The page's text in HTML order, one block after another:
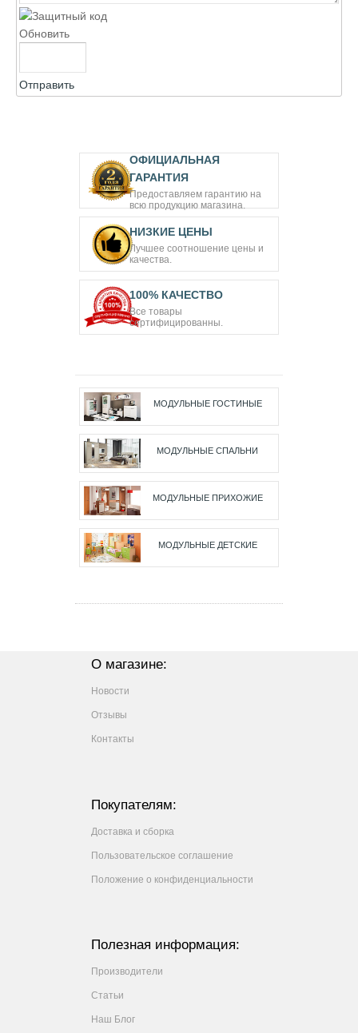
Обновить
Отправить
ОФИЦИАЛЬНАЯ
ГАРАНТИЯ
Предоставляем гарантию на
всю продукцию магазина.
НИЗКИЕ ЦЕНЫ
Лучшее соотношение цены и
качества.
100% КАЧЕСТВО
Все товары
сертифицированны.
МОДУЛЬНЫЕ ГОСТИНЫЕ
МОДУЛЬНЫЕ СПАЛЬНИ
МОДУЛЬНЫЕ ПРИХОЖИЕ
МОДУЛЬНЫЕ ДЕТСКИЕ
О магазине:
Новости
Отзывы
Контакты
Покупателям:
Доставка и сборка
Пользовательское соглашение
Положение о конфиденциальности
Полезная информация:
Производители
Статьи
Наш Блог